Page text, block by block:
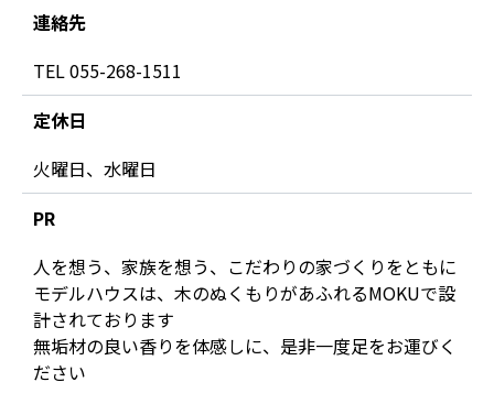
連絡先
TEL 055-268-1511
定休日
火曜日、水曜日
PR
人を想う、家族を想う、こだわりの家づくりをともに
モデルハウスは、木のぬくもりがあふれるMOKUで設
計されております
無垢材の良い香りを体感しに、是非一度足をお運びく
ださい